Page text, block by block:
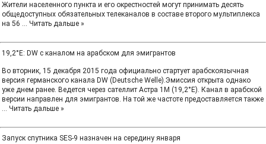
Жители населенного пункта и его окрестностей могут принимать десять
общедоступных обязательных телеканалов в составе второго мультиплекса
на 56 ... Читать дальше »
19,2°E: DW с каналом на арабском для эмигрантов
Во вторник, 15 декабря 2015 года официально стартует арабскоязычная
версия германского канала DW (Deutsche Welle).Эмиссия открыта однако
уже днем ранее. Ведется через сателлит Астра 1М (19,2°Е). Канал в арабской
версии направлен для эмигрантов. На той же частоте предоставляется также
... Читать дальше »
Запуск спутника SES-9 назначен на середину января